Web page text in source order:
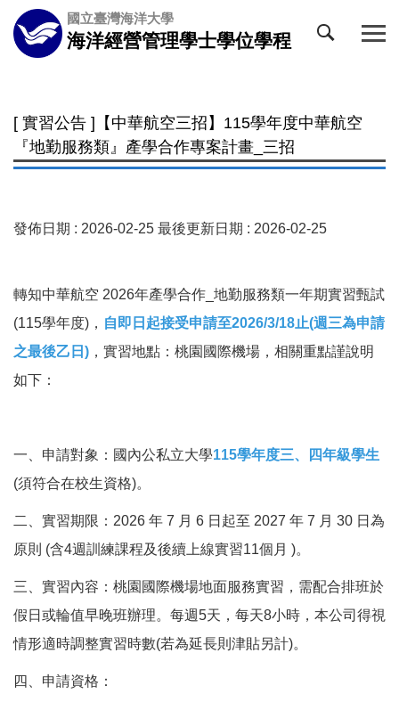
跳
到
主
區
國立臺灣海洋大學
海洋經營管理學士學位學程
[ 實習公告 ]【中華航空三招】115學年度中華航空
『地勤服務類』產學合作專案計畫_三招
發佈日期 : 2026-02-25 最後更新日期 : 2026-02-25
轉知中華航空 2026年產學合作_地勤服務類一年期實習甄試
(115學年度)， 自即日起接受申請至2026/3/18止(週三為申請
之最後乙日) ，實習地點：桃園國際機場，相關重點謹說明
如下：
一、申請對象：國內公私立大學115學年度三、四年級學生
(須符合在校生資格)。
二、實習期限：2026 年 7 月 6 日起至 2027 年 7 月 30 日為
原則 (含4週訓練課程及後續上線實習11個月 )。
三、實習內容：桃園國際機場地面服務實習，需配合排班於
假日或輪值早晚班辦理。每週5天，每天8小時，本公司得視
情形適時調整實習時數(若為延長則津貼另計)。
四、申請資格：